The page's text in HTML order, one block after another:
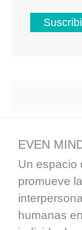
EVEN
Un espacio
promueve
humanas